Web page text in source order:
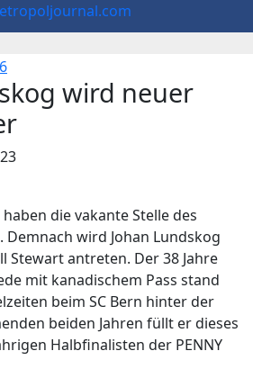
wird neuer
die vakante Stelle des
wird Johan Lundskog
Stewart antreten. Der 38 Jahre
mit kanadischem Pass stand
beim SC Bern hinter der
beiden Jahren füllt er dieses
Halbfinalisten der PENNY